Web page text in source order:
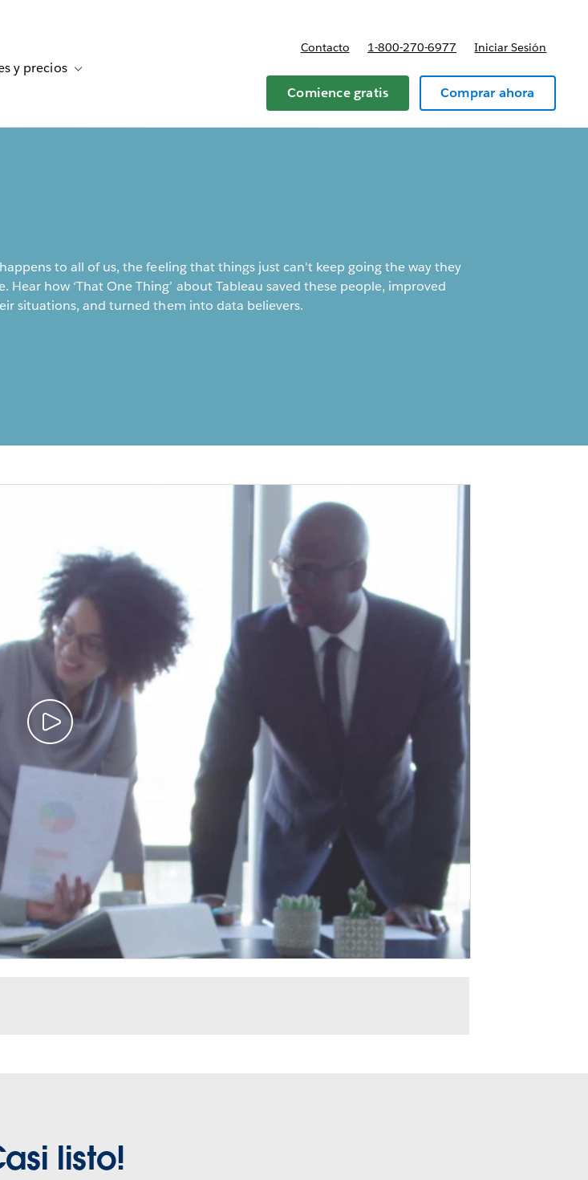
for Recursos
y precios Toggle sub-navigation for Planes y precios
Contacto 1-800-270-6977 Iniciar Sesión
Comience gratis Comprar ahora
to all of us, the feeling that things just can't keep going the way they
Hear how ‘That One Thing’ about Tableau saved these people, improved
situations, and turned them into data believers.
listo!